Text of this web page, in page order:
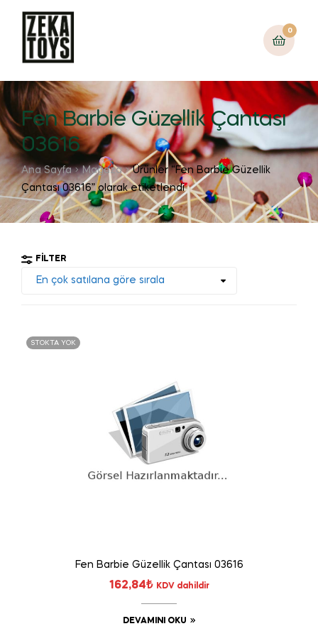
0
Fen Barbie Güzellik Çantası
03616
Ana Sayfa Mağaza
Ürünler “Fen Barbie Güzellik
Çantası 03616” olarak etiketlendi
FILTER
STOKTA YOK
Fen Barbie Güzellik Çantası 03616
162,84₺ KDV dahildir
DEVAMINI OKU